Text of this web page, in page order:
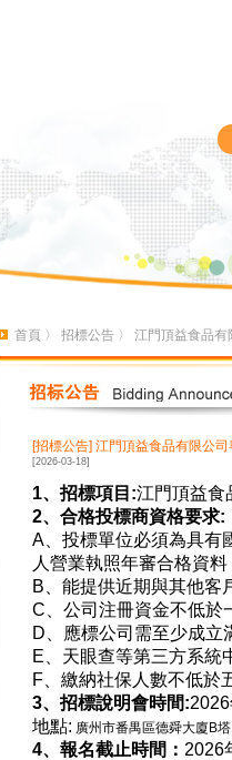
首頁 〉 招標公告 〉 江門頂益食品
[招標公告] 江門頂益食品有限公
[2026-03-18]
1、招標項目:江門頂益食
2、合格投標商資格要求:
A、投標單位必須為具有
人營業執照年審合格資料
B、能提供近期與其他客
C、公司注冊資金不低於
D、應標公司需至少成立
E、天眼查等第三方系統
F、繳納社保人數不低於
3、招標說明會時間:
地點: 廣州市番禺區德舜大廈B
4、報名截止時間： 2026